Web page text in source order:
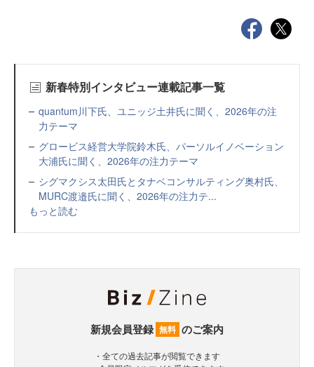
新春特別インタビュー連載記事一覧
quantum川下氏、ユニッジ土井氏に聞く、2026年の注
力テーマ
グロービス経営大学院鈴木氏、パーソルイノベーション
大浦氏に聞く、2026年の注力テーマ
シグマクシス太田氏とタナベコンサルティング奥村氏、
MURC渡邉氏に聞く、2026年の注力テ...
もっと読む
新規会員登録 無料 のご案内
・全ての過去記事が閲覧できます